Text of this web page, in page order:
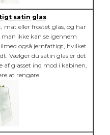
satin glas
mat eller frostet glas, og har
ikke kan se igennem
også jernfattigt, hvilket
Vælger du satin glas er det
glasset ind mod i kabinen,
at rengøre.